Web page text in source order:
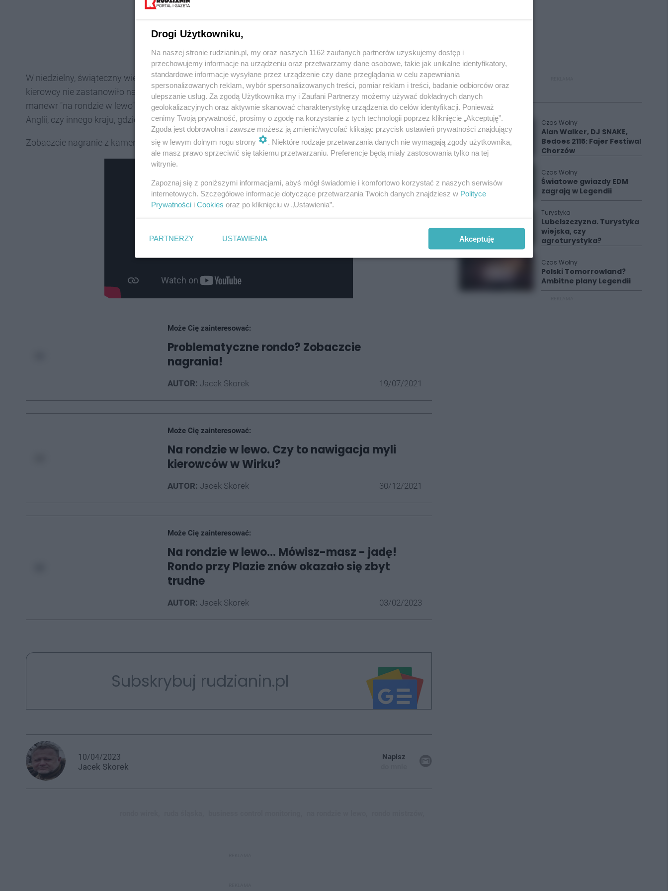
W niedzielny, świąteczny wieczór, po godzinie 22. na rondzie przy Plazie - kolejny popis. Tym razem
kierowcy nie zastanowiło nawet, że z przeciwka jadą inne samochody i wytrwale realizował swój
manewr "na rondzie w lewo". Jedynym usprawiedliwieniem byłoby, z racji świąt, że przyjechał do nas z
Anglii, czy innego kraju, gdzie jeżdżą złą stroną drogi 😂.
Zobaczcie nagranie z kamery Business Control Monitoring!
Może Cię zainteresować:
Problematyczne rondo? Zobaczcie
nagrania!
AUTOR: Jacek Skorek 19/07/2021
Może Cię zainteresować:
Na rondzie w lewo. Czy to nawigacja myli
kierowców w Wirku?
AUTOR: Jacek Skorek 30/12/2021
Może Cię zainteresować:
Na rondzie w lewo... Mówisz-masz - jadę!
Rondo przy Plazie znów okazało się zbyt
trudne
AUTOR: Jacek Skorek 03/02/2023
Subskrybuj rudzianin.pl
10/04/2023
Jacek Skorek
Napisz
Polecane
Czas Wolny
Alan Walker, DJ SNAKE,
Bedoes 2115: Fajer Festiwal
Chorzów
Czas Wolny
Światowe gwiazdy EDM
zagrają w Legendii
Turystyka
Lubelszczyzna. Turystyka
wiejska, czy
agroturystyka?
Czas Wolny
Polski Tomorrowland?
Ambitne plany Legendii
Drogi Użytkowniku,
Na naszej stronie rudzianin.pl, my oraz naszych 1162 zaufanych partnerów uzyskujemy dostęp i
przechowujemy informacje na urządzeniu oraz przetwarzamy dane osobowe, takie jak unikalne identyfikatory,
standardowe informacje wysyłane przez urządzenie czy dane przeglądania w celu zapewniania
spersonalizowanych reklam, wybór spersonalizowanych treści, pomiar reklam i treści, badanie odbiorców oraz
ulepszanie usług. Za zgodą Użytkownika my i Zaufani Partnerzy możemy używać dokładnych danych
geolokalizacyjnych oraz aktywnie skanować charakterystykę urządzenia do celów identyfikacji. Ponieważ
cenimy Twoją prywatność, prosimy o zgodę na korzystanie z tych technologii poprzez kliknięcie „Akceptuję”.
Zgoda jest dobrowolna i zawsze możesz ją zmienić/wycofać klikając przycisk ustawień prywatności znajdujący
się w lewym dolnym rogu strony
. Niektóre rodzaje przetwarzania danych nie wymagają zgody użytkownika,
ale masz prawo sprzeciwić się takiemu przetwarzaniu. Preferencje będą miały zastosowania tylko na tej
witrynie.
Zapoznaj się z poniższymi informacjami, abyś mógł świadomie i komfortowo korzystać z naszych serwisów
internetowych. Szczegółowe informacje dotyczące przetwarzania Twoich danych znajdziesz w Polityce
Prywatności i Cookies oraz po kliknięciu w „Ustawienia”.
PARTNERZY USTAWIENIA Akceptuję